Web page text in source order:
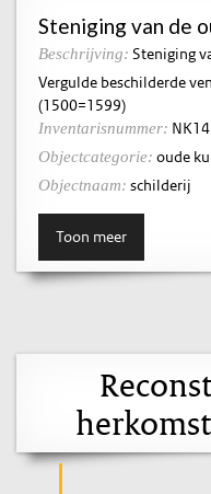
Steniging van de
Beschrijving: Steniging
Vergulde beschilderde
(1500=1599)
Inventarisnummer:
Objectcategorie: oude
Objectnaam: schilderij
Toon meer